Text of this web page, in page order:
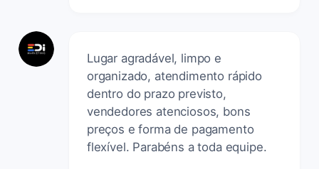
Lugar agradável, limpo e
organizado, atendimento rápido
dentro do prazo previsto,
vendedores atenciosos, bons
preços e forma de pagamento
flexível. Parabéns a toda equipe.